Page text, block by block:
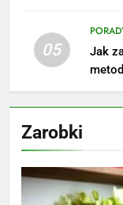
05
Jak
Zarobki
8